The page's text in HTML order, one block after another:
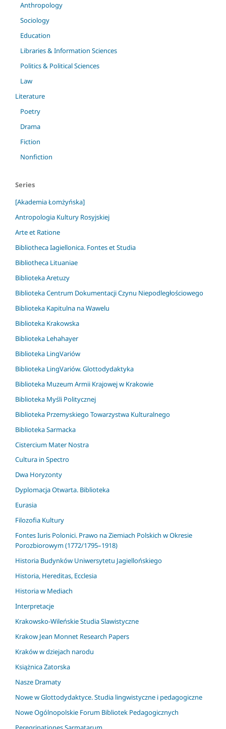
Anthropology
Sociology
Education
Libraries & Information Sciences
Politics & Political Sciences
Law
Literature
Poetry
Drama
Fiction
Nonfiction
Series
[Akademia Łomżyńska]
Antropologia Kultury Rosyjskiej
Arte et Ratione
Bibliotheca Iagiellonica. Fontes et Studia
Bibliotheca Lituaniae
Biblioteka Aretuzy
Biblioteka Centrum Dokumentacji Czynu Niepodległościowego
Biblioteka Kapitulna na Wawelu
Biblioteka Krakowska
Biblioteka Lehahayer
Biblioteka LingVariów
Biblioteka LingVariów. Glottodydaktyka
Biblioteka Muzeum Armii Krajowej w Krakowie
Biblioteka Myśli Politycznej
Biblioteka Przemyskiego Towarzystwa Kulturalnego
Biblioteka Sarmacka
Cistercium Mater Nostra
Cultura in Spectro
Dwa Horyzonty
Dyplomacja Otwarta. Biblioteka
Eurasia
Filozofia Kultury
Fontes Iuris Polonici. Prawo na Ziemiach Polskich w Okresie
Porozbiorowym (1772/1795–1918)
Historia Budynków Uniwersytetu Jagiellońskiego
Historia, Hereditas, Ecclesia
Historia w Mediach
Interpretacje
Krakowsko-Wileńskie Studia Slawistyczne
Krakow Jean Monnet Research Papers
Kraków w dziejach narodu
Książnica Zatorska
Nasze Dramaty
Nowe w Glottodydaktyce. Studia lingwistyczne i pedagogiczne
Nowe Ogólnopolskie Forum Bibliotek Pedagogicznych